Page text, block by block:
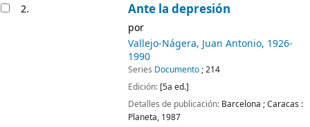
2. Ante la depresión
por
Vallejo-Nágera, Juan Antonio, 1926-
1990
Series Documento; 214
Edición: [5a ed.]
Detalles de publicación: Barcelona ; Caracas :
Planeta, 1987